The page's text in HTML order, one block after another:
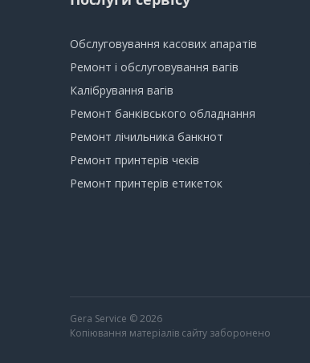
Обслуговування касових апаратів
Ремонт і обслуговування вагів
Калібрування вагів
Ремонт банківського обладнання
Ремонт лічильника банкнот
Ремонт принтерів чеків
Ремонт принтерів етикеток
Gera Service © 2026
Копіювання матеріалів сайту заборонено